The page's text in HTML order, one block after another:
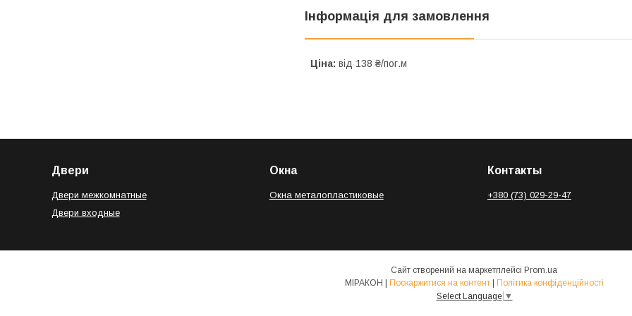
Інформація для замовлення
Ціна: від 138 ₴/пог.м
Двери
Двери межкомнатные
Двери входные
Окна
Окна металопластиковые
Контакты
+380 (73) 029-29-47
Сайт створений на маркетплейсі Prom.ua
Поскаржитися на контент
Політика конфіденційності
Select Language ▼